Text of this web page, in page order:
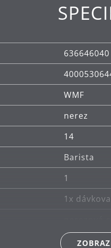
636646040
WMF
nerez
14
Barista
1
1x
lze mýt v